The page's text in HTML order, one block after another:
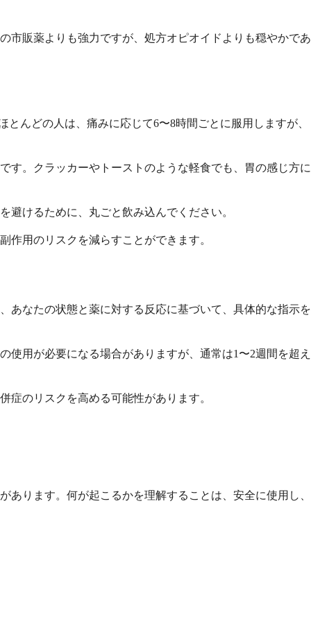
市販薬よりも強力ですが、処方オピオイドよりも穏やかであ
んどの人は、痛みに応じて6〜8時間ごとに服用しますが、
す。クラッカーやトーストのような軽食でも、胃の感じ方に
避けるために、丸ごと飲み込んでください。
作用のリスクを減らすことができます。
あなたの状態と薬に対する反応に基づいて、具体的な指示を
用が必要になる場合がありますが、通常は1〜2週間を超え
症のリスクを高める可能性があります。
ります。何が起こるかを理解することは、安全に使用し、